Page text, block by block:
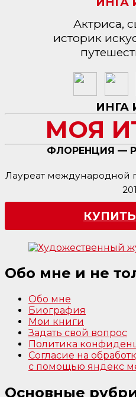
Актриса,
историк
ИНГА
МОЯ
ФЛОРЕНЦИЯ —
Лауреат международной
Обо мне и не
Обо мне
Биография
Мои книги
Задать свой вопрос
Политика
Согласие на
с помощью яндекс
Основные